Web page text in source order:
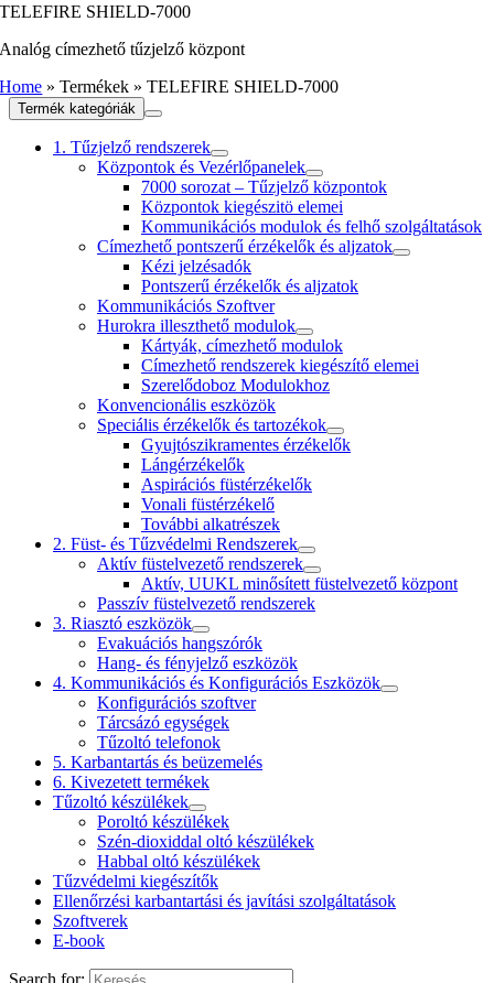
TELEFIRE SHIELD-7000
Analóg címezhető tűzjelző központ
Home »Termékek »TELEFIRE SHIELD-7000
Termék kategóriák
1. Tűzjelző rendszerek
Központok és Vezérlőpanelek
7000 sorozat – Tűzjelző központok
Központok kiegészitö elemei
Kommunikációs modulok és felhő szolgáltatások
Címezhető pontszerű érzékelők és aljzatok
Kézi jelzésadók
Pontszerű érzékelők és aljzatok
Kommunikációs Szoftver
Hurokra illeszthető modulok
Kártyák, címezhető modulok
Címezhető rendszerek kiegészítő elemei
Szerelődoboz Modulokhoz
Konvencionális eszközök
Speciális érzékelők és tartozékok
Gyujtószikramentes érzékelők
Lángérzékelők
Aspirációs füstérzékelők
Vonali füstérzékelő
További alkatrészek
2. Füst- és Tűzvédelmi Rendszerek
Aktív füstelvezető rendszerek
Aktív, UUKL minősített füstelvezető központ
Passzív füstelvezető rendszerek
3. Riasztó eszközök
Evakuációs hangszórók
Hang- és fényjelző eszközök
4. Kommunikációs és Konfigurációs Eszközök
Konfigurációs szoftver
Tárcsázó egységek
Tűzoltó telefonok
5. Karbantartás és beüzemelés
6. Kivezetett termékek
Tűzoltó készülékek
Poroltó készülékek
Szén-dioxiddal oltó készülékek
Habbal oltó készülékek
Tűzvédelmi kiegészítők
Ellenőrzési karbantartási és javítási szolgáltatások
Szoftverek
E-book
Search for: